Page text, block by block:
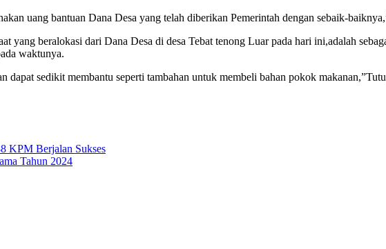
uang bantuan Dana Desa yang telah diberikan Pemerintah dengan sebaik-
yang beralokasi dari Dana Desa di desa Tebat tenong Luar pada hari ini,adalah
waktunya.
sedikit membantu seperti tambahan untuk membeli bahan pokok
KPM Berjalan Sukses
Tahun 2024